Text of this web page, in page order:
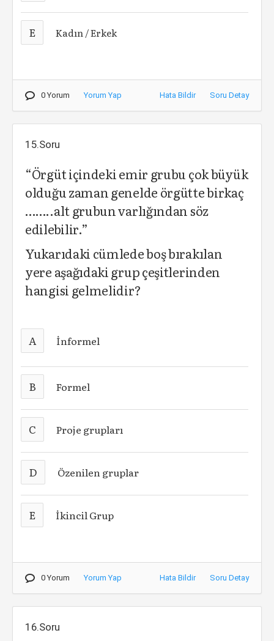
E Kadın / Erkek
0 Yorum Yorum Yap Hata Bildir Soru Detay
15.Soru
“Örgüt içindeki emir grubu çok büyük
olduğu zaman genelde örgütte birkaç
……..alt grubun varlığından söz
edilebilir.”
Yukarıdaki cümlede boş bırakılan
yere aşağıdaki grup çeşitlerinden
hangisi gelmelidir?
A İnformel
B Formel
C Proje grupları
D Özenilen gruplar
E İkincil Grup
0 Yorum Yorum Yap Hata Bildir Soru Detay
16.Soru